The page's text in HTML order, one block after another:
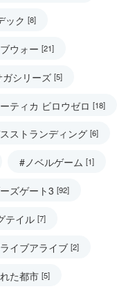
ック [8]
ウォー [21]
ガシリーズ [5]
ティカ ビロウゼロ [18]
ストランディング [6]
#ノベルゲーム [1]
ズゲート3 [92]
テイル [7]
イブアライブ [2]
た都市 [5]